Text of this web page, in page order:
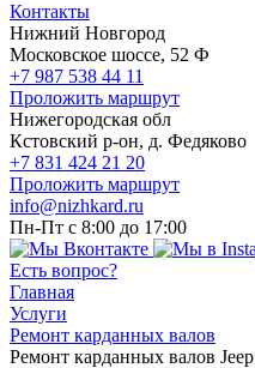
Контакты
Нижний Новгород
Московское шоссе, 52 Ф
+7 987 538 44 11
Проложить маршрут
Нижегородская обл
Кстовский р-он, д. Федяково
+7 831 424 21 20
Проложить маршрут
info@nizhkard.ru
Пн-Пт с 8:00 до 17:00
Есть вопрос?
Главная
Услуги
Ремонт карданных валов
Ремонт карданных валов Jeep